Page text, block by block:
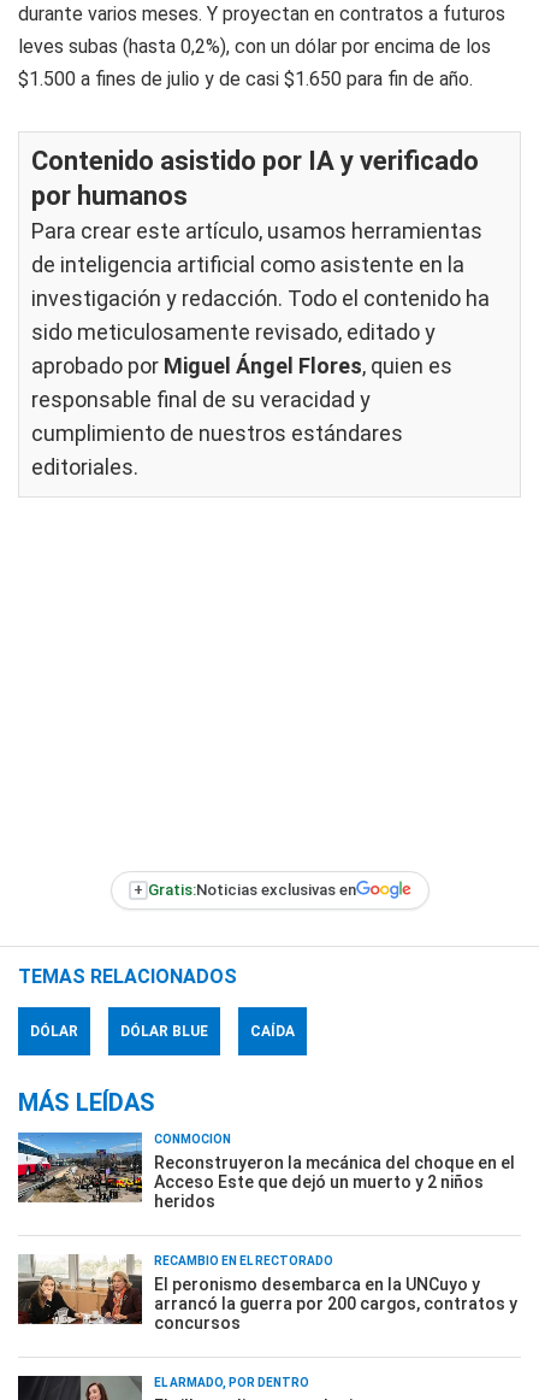
durante varios meses. Y proyectan en contratos a futuros
leves subas (hasta 0,2%), con un dólar por encima de los
$1.500 a fines de julio y de casi $1.650 para fin de año.
Contenido asistido por IA y verificado
por humanos
Para crear este artículo, usamos herramientas
de inteligencia artificial como asistente en la
investigación y redacción. Todo el contenido ha
sido meticulosamente revisado, editado y
aprobado por Miguel Ángel Flores, quien es
responsable final de su veracidad y
cumplimiento de nuestros estándares
editoriales.
+ Gratis:Noticias exclusivas en
TEMAS RELACIONADOS
DÓLAR DÓLAR BLUE CAÍDA
MÁS LEÍDAS
CONMOCIÓN
Reconstruyeron la mecánica del choque en el
Acceso Este que dejó un muerto y 2 niños
heridos
RECAMBIO EN EL RECTORADO
El peronismo desembarca en la UNCuyo y
arrancó la guerra por 200 cargos, contratos y
concursos
EL ARMADO, POR DENTRO